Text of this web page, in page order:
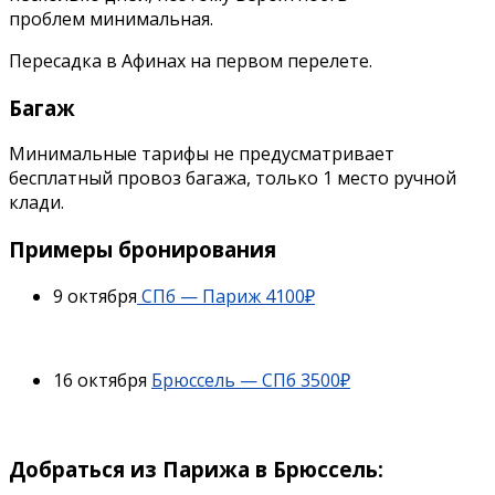
проблем минимальная.
Пересадка в Афинах на первом перелете.
Багаж
Минимальные тарифы не предусматривает
бесплатный провоз багажа, только 1 место ручной
клади.
Примеры бронирования
9 октября СПб — Париж 4100₽
16 октября Брюссель — СПб 3500₽
Добраться из Парижа в Брюссель: